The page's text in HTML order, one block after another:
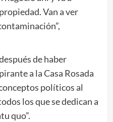
Van a ver
de haber
a la Casa Rosada
políticos al
los que se dedican a
quo”.